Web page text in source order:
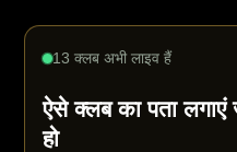
13 क्लब अभी लाइव हैं
ऐसे क्लब का पता
हो